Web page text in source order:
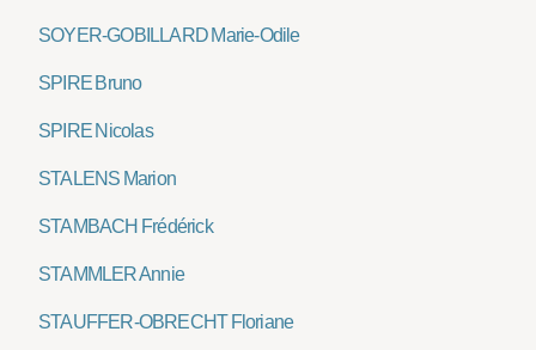
SOYER-GOBILLARD Marie-Odile
SPIRE Bruno
SPIRE Nicolas
STALENS Marion
STAMBACH Frédérick
STAMMLER Annie
STAUFFER-OBRECHT Floriane